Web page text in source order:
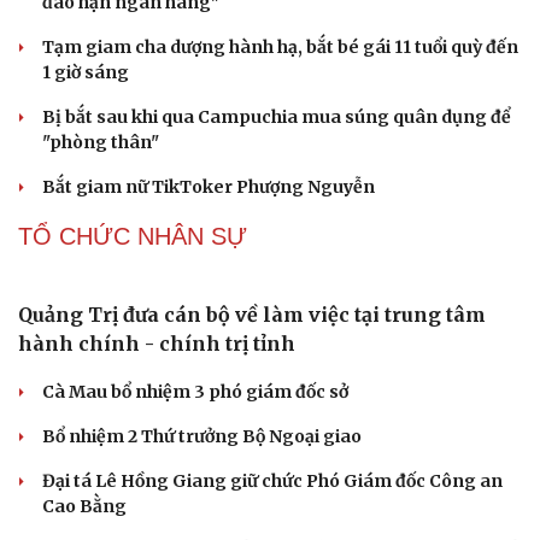
Các nhà khoa học Nhật Bản phát hiện dấu hiệu
của “hạt ma” trong vũ trụ
Vì sao các hãng từ bỏ pin tháo rời trên điện thoại?
Microsoft tăng tốc đầu tư hạ tầng AI tại Ấn Độ
Trung Quốc đưa vào hoạt động cơ sở điện toán AI lớn
nhất thế giới
PHÁP LUẬT
hơn 210 kg vật liệu nổ
2 đối tượng lừa đảo hơn 7 tỷ đồng bằng thủ đoạn "vay
đáo hạn ngân hàng"